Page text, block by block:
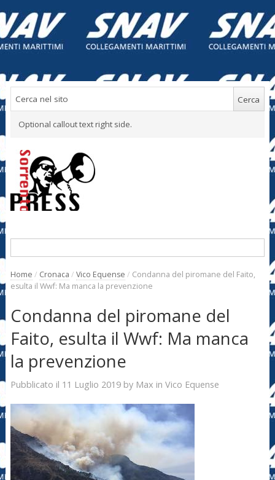
Optional callout text right side.
Home / Cronaca / Vico Equense / Condanna del piromane del Faito,
esulta il Wwf: Ma manca la prevenzione
Condanna del piromane del
Faito, esulta il Wwf: Ma manca
la prevenzione
Pubblicato il 11 Luglio 2019by Max in Vico Equense